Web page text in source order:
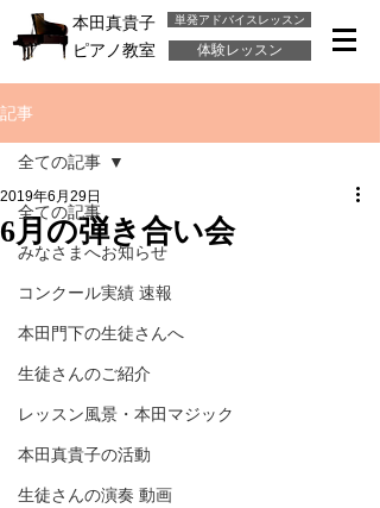
単発アドバイスレッスン
本田真貴子
ピアノ教室
体験レッスン
記事
全ての記事
みなさまへお知らせ
コンクール実績 速報
本田門下の生徒さんへ
生徒さんのご紹介
レッスン風景・本田マジック
本田真貴子の活動
生徒さんの演奏 動画
全ての記事
6月の弾き合い会
2019年6月29日